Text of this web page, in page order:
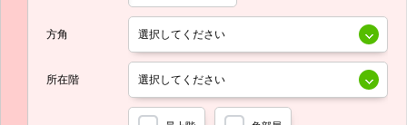
方角
所在階